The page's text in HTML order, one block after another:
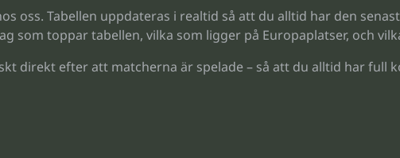
oss. Tabellen uppdateras i realtid så att du alltid har den
som toppar tabellen, vilka som ligger på Europaplatser, och
direkt efter att matcherna är spelade – så att du alltid har full